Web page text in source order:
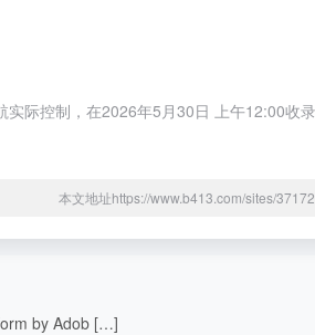
际控制，在2026年5月30日 上午12:00收
本文地址https://www.b413.com/sites/
by Adob […]